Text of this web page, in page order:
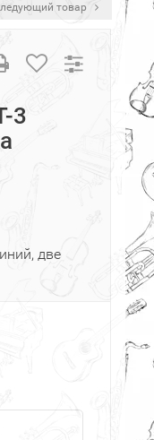
товар
3
две